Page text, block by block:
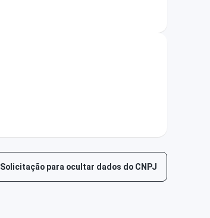
Solicitação para ocultar dados do CNPJ